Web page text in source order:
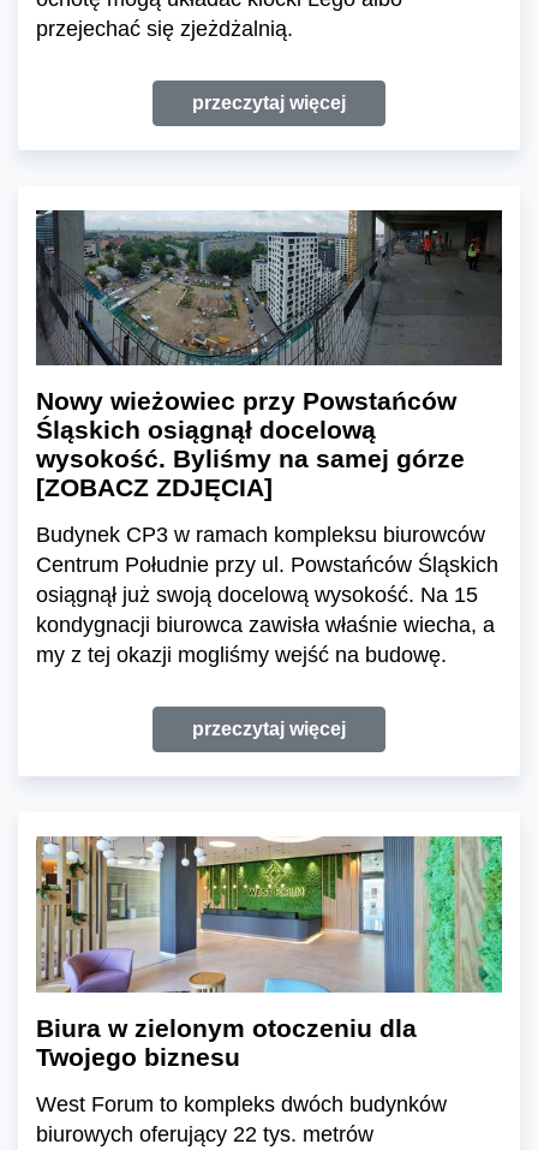
przejechać się zjeżdżalnią.
przeczytaj więcej
Nowy wieżowiec przy Powstańców
Śląskich osiągnął docelową
wysokość. Byliśmy na samej górze
[ZOBACZ ZDJĘCIA]
Budynek CP3 w ramach kompleksu biurowców
Centrum Południe przy ul. Powstańców Śląskich
osiągnął już swoją docelową wysokość. Na 15
kondygnacji biurowca zawisła właśnie wiecha, a
my z tej okazji mogliśmy wejść na budowę.
przeczytaj więcej
Biura w zielonym otoczeniu dla
Twojego biznesu
West Forum to kompleks dwóch budynków
biurowych oferujący 22 tys. metrów